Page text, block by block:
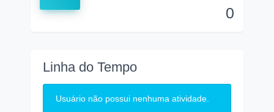
0
Linha do Tempo
Usuário não possui nenhuma atividade.